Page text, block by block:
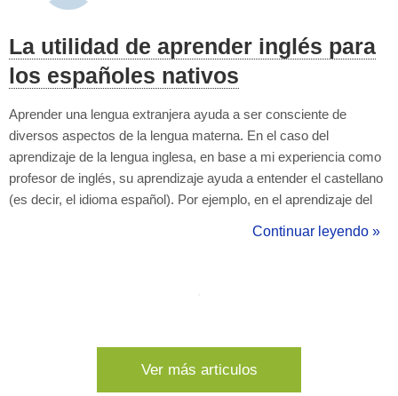
La utilidad de aprender inglés para
los españoles nativos
Aprender una lengua extranjera ayuda a ser consciente de
diversos aspectos de la lengua materna. En el caso del
aprendizaje de la lengua inglesa, en base a mi experiencia como
profesor de inglés, su aprendizaje ayuda a entender el castellano
(es decir, el idioma español). Por ejemplo, en el aprendizaje del
entre una preposición y una conjunción, distinguir entre el uso de
Continuar leyendo »
Ver más articulos